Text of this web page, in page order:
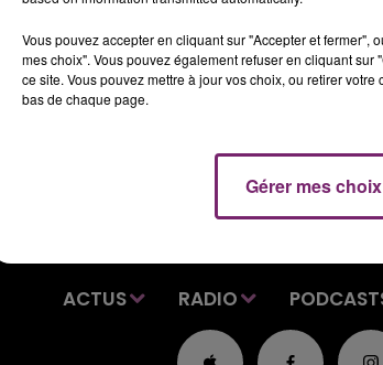
ACTUS RADIO
Vous pouvez accepter en cliquant sur "Accepter et
mes choix". Vous pouvez également refuser en cliquant
ce site. Vous pouvez mettre à jour vos choix, ou retirer
bas de chaque page.
Gérer mes choix